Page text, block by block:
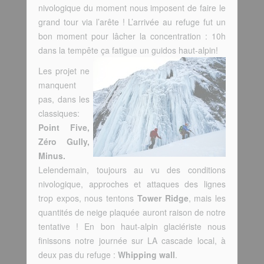
nivologique du moment nous imposent de faire le
grand tour via l’arête ! L’arrivée au refuge fut un
bon moment pour lâcher la concentration : 10h
dans la tempête ça fatigue un guidos haut-alpin!
Les projet ne
manquent
pas, dans les
classiques:
Point Five,
Zéro Gully,
Minus.
Lelendemain, toujours au vu des conditions
nivologique, approches et attaques des lignes
trop expos, nous tentons Tower Ridge, mais les
quantités de neige plaquée auront raison de notre
tentative ! En bon haut-alpin glaciériste nous
finissons notre journée sur LA cascade local, à
deux pas du refuge : Whipping wall.